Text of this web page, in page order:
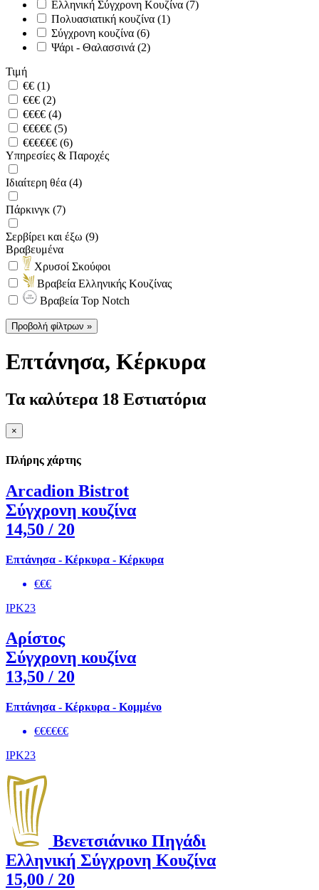
Ελληνική Σύγχρονη Κουζίνα (7)
Πολυασιατική κουζίνα (1)
Σύγχρονη κουζίνα (6)
Ψάρι - Θαλασσινά (2)
Τιμή
€€ (1)
€€€ (2)
€€€€ (4)
€€€€€ (5)
€€€€€€ (6)
Υπηρεσίες & Παροχές
Ιδιαίτερη θέα (4)
Πάρκινγκ (7)
Σερβίρει και έξω (9)
Βραβευμένα
Χρυσοί Σκούφοι
Βραβεία Ελληνικής Κουζίνας
Βραβεία Top Notch
Προβολή φίλτρων »
Επτάνησα, Κέρκυρα
Τα καλύτερα 18 Εστιατόρια
×
Πλήρης χάρτης
Arcadion Bistrot
Σύγχρονη κουζίνα
14,50 / 20
Επτάνησα - Κέρκυρα - Κέρκυρα
€€€
IPK23
Αρίστος
Σύγχρονη κουζίνα
13,50 / 20
Επτάνησα - Κέρκυρα - Κομμένο
€€€€€€
IPK23
Βενετσιάνικο Πηγάδι
Ελληνική Σύγχρονη Κουζίνα
15,00 / 20